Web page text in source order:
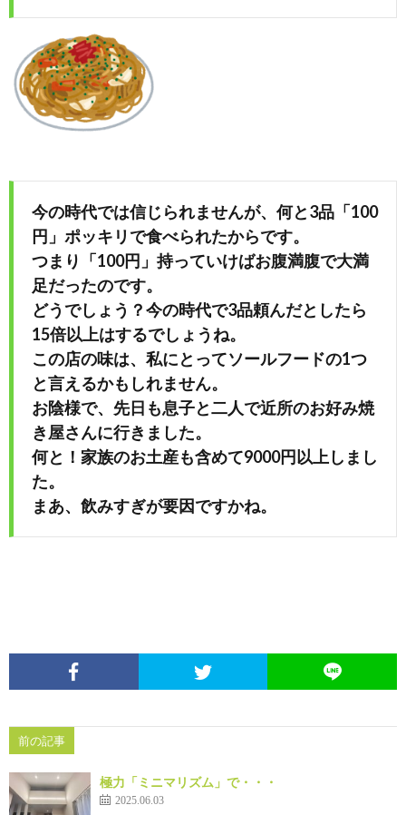
今の時代では信じられませんが、何と3品「100
円」ポッキリで食べられたからです。
つまり「100円」持っていけばお腹満腹で大満
足だったのです。
どうでしょう？今の時代で3品頼んだとしたら
15倍以上はするでしょうね。
この店の味は、私にとってソールフードの1つ
と言えるかもしれません。
お陰様で、先日も息子と二人で近所のお好み焼
き屋さんに行きました。
何と！家族のお土産も含めて9000円以上しまし
た。
まあ、飲みすぎが要因ですかね。
前の記事
極力「ミニマリズム」で・・・
2025.06.03